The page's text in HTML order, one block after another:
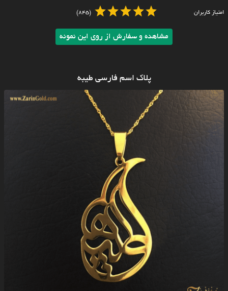
امتیاز کاربران (845)
مشاهده و سفارش از روی این نمونه
پلاک اسم فارسی طیبه